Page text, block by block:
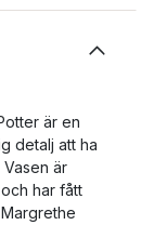
är en
detalj att ha
är
har fått